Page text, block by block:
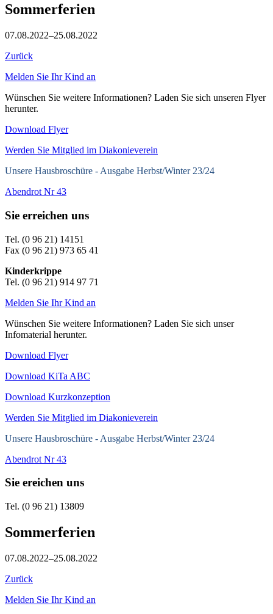
Sommerferien
07.08.2022–25.08.2022
Zurück
Melden Sie Ihr Kind an
Wünschen Sie weitere Informationen? Laden Sie sich unseren Flyer
herunter.
Download Flyer
Werden Sie Mitglied im Diakonieverein
Unsere Hausbroschüre - Ausgabe Herbst/Winter 23/24
Abendrot Nr 43
Sie erreichen uns
Tel. (0 96 21) 14151
Fax (0 96 21) 973 65 41
Kinderkrippe
Tel. (0 96 21) 914 97 71
Melden Sie Ihr Kind an
Wünschen Sie weitere Informationen? Laden Sie sich unser
Infomaterial herunter.
Download Flyer
Download KiTa ABC
Download Kurzkonzeption
Werden Sie Mitglied im Diakonieverein
Unsere Hausbroschüre - Ausgabe Herbst/Winter 23/24
Abendrot Nr 43
Sie ereichen uns
Tel. (0 96 21) 13809
Sommerferien
07.08.2022–25.08.2022
Zurück
Melden Sie Ihr Kind an